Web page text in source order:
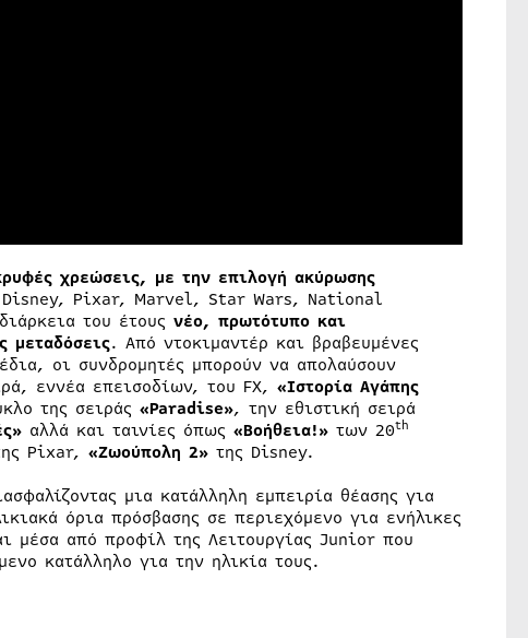
χρεώσεις, με την επιλογή ακύρωσης
Disney, Pixar, Marvel, Star Wars, National
του έτους νέο, πρωτότυπο και
μεταδόσεις. Από ντοκιμαντέρ και βραβευμένες
οι συνδρομητές μπορούν να απολαύσουν
εννέα επεισοδίων, του FX, «Ιστορία Αγάπης
της σειράς «Paradise», την εθιστική σειρά
αλλά και ταινίες όπως «Βοήθεια!»των 20th
Pixar, «Ζωούπολη 2»της Disney.
μια κατάλληλη εμπειρία θέασης για
όρια πρόσβασης σε περιεχόμενο για ενήλικες
μέσα από προφίλ της Λειτουργίας Junior που
κατάλληλο για την ηλικία τους.